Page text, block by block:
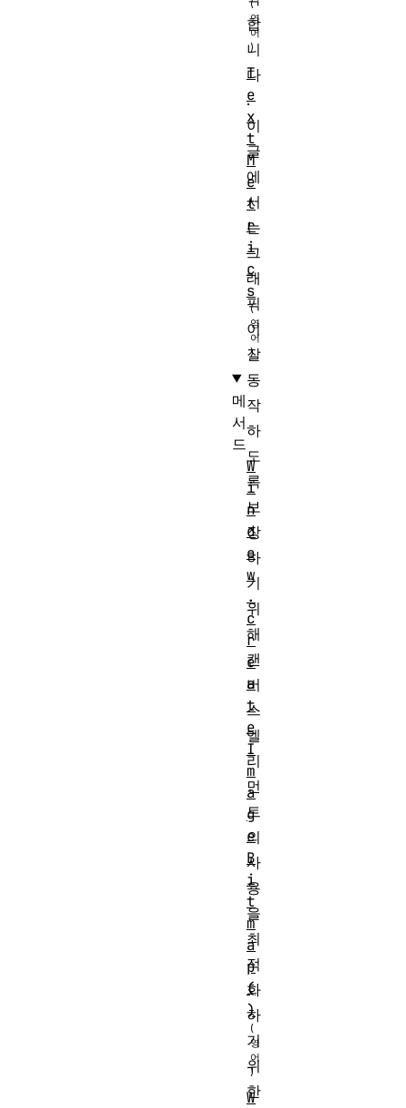
합
니
다
.
이
글
에
서
는
그
래
픽
이
잘
동
작
하
도
록
보
장
하
기
위
해
캔
버
스
엘
리
먼
트
의
사
용
을
최
적
화
하
기
위
한
T
e
x
t
M
e
t
r
i
c
s
메
서
드
W
i
n
d
o
w
.
c
r
e
a
t
e
I
m
a
g
e
B
i
t
m
a
p
(
)
W